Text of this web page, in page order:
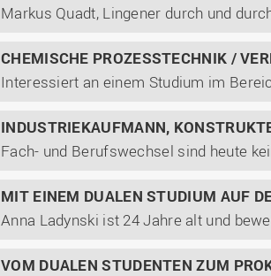
CHEMISCHE PROZESSTECHNIK /
INDUSTRIEKAUFMANN,
MIT EINEM DUALEN STUDIUM AUF
VOM DUALEN STUDENTEN ZUM